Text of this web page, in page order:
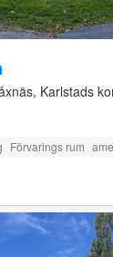
Karlstads
Förvarings rum